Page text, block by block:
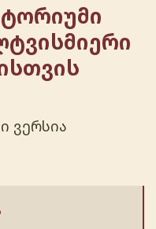
ვერსია